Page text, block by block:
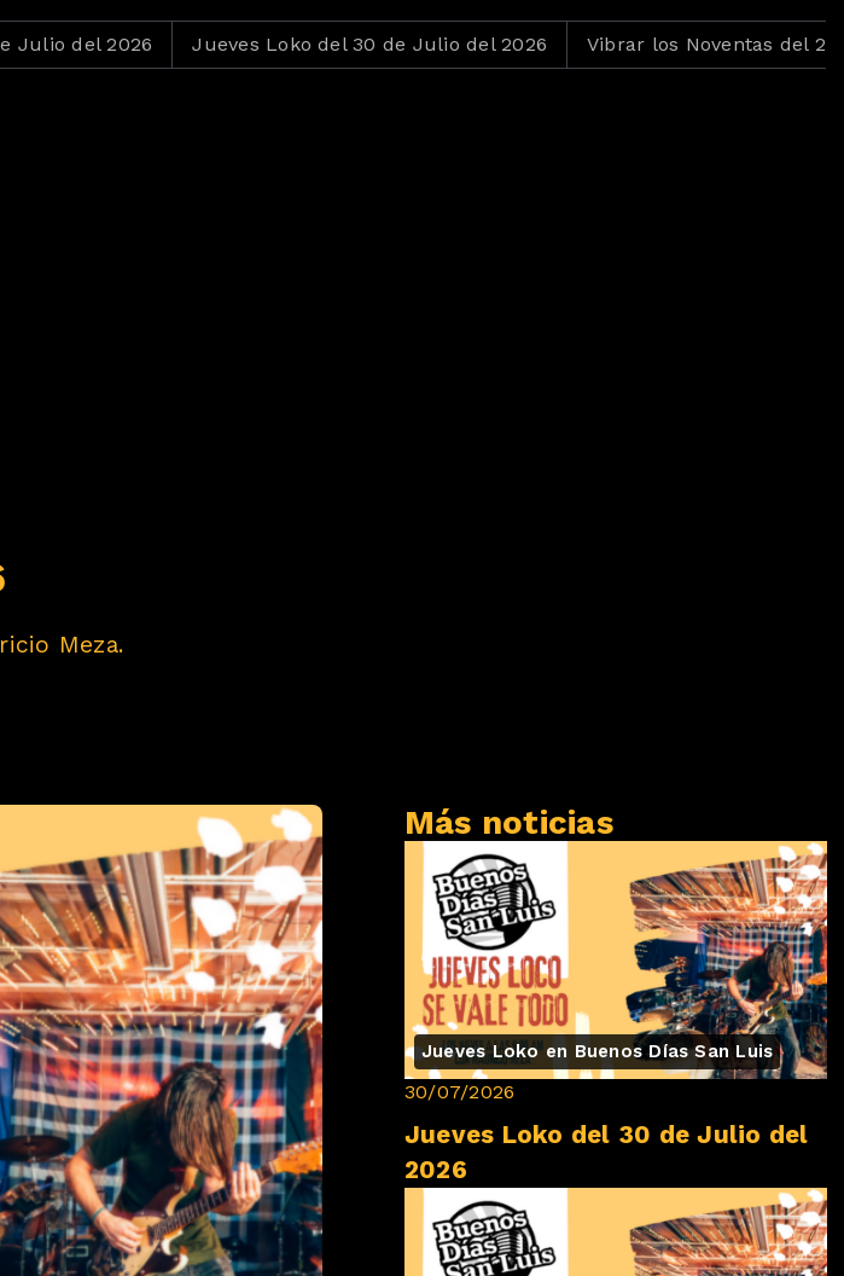
2026 Jueves Loko del 30 de Julio del 2026 Vibrar los Noventas del 29 de Julio
Meza.
Más noticias
Jueves Loko en Buenos Días San Luis
30/07/2026
Jueves Loko del 30 de Julio del
2026